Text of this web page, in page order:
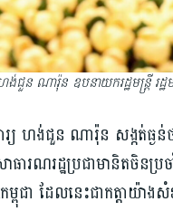
ជួន ណារ៉ុន ឧបនាយករដ្ឋមន្រ្តី រ
យ ហង់ជួន ណារ៉ុន សង្កត់ធ្ង
ារណរដ្ឋប្រជាមានិតចិនប្រច
ជា ដែលនេះជាកត្តាយ៉ាងសំ